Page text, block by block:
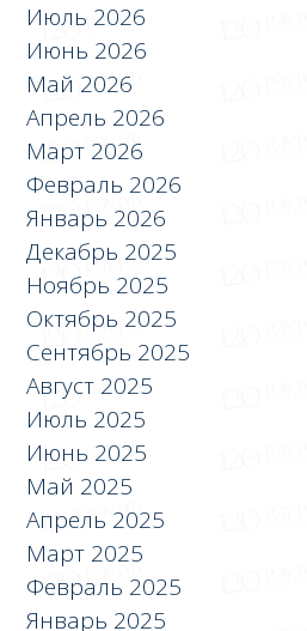
Июль 2026
Июнь 2026
Май 2026
Апрель 2026
Март 2026
Февраль 2026
Январь 2026
Декабрь 2025
Ноябрь 2025
Октябрь 2025
Сентябрь 2025
Август 2025
Июль 2025
Июнь 2025
Май 2025
Апрель 2025
Март 2025
Февраль 2025
Январь 2025